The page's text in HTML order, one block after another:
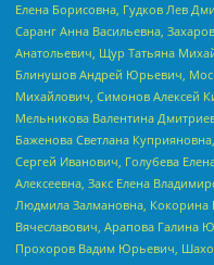
Елена Борисовна, Гудков Лев
Саранг Анна Васильевна,
Анатольевич, Щур Татьяна
Блинушов Андрей Юрьевич,
Михайлович, Симонов Алексей
Мельникова Валентина
Баженова Светлана
Сергей Иванович, Голубева
Алексеевна, Закс Елена
Людмила Залмановна, Кокорина
Вячеславович, Арапова Галина
Прохоров Вадим Юрьевич,